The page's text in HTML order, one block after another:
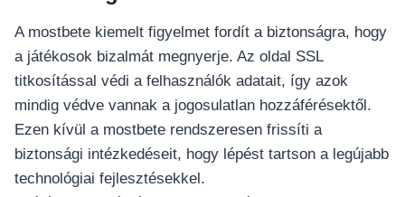
A mostbete kiemelt figyelmet fordít a biztonságra, hogy
a játékosok bizalmát megnyerje. Az oldal SSL
titkosítással védi a felhasználók adatait, így azok
mindig védve vannak a jogosulatlan hozzáférésektől.
Ezen kívül a mostbete rendszeresen frissíti a
biztonsági intézkedéseit, hogy lépést tartson a legújabb
technológiai fejlesztésekkel.